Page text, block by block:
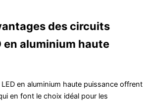
des circuits
en aluminium haute
en aluminium haute puissance offrent
en font le choix idéal pour les